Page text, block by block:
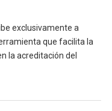
exclusivamente a
que facilita la
la acreditación del